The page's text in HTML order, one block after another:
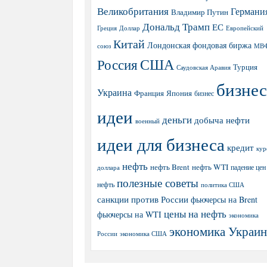
Великобритания Владимир Путин
Греция Доллар Дональд Трамп ЕС Европейский
союз Китай Лондонская фондовая биржа
РоссияСША Саудовская Аравия Турция
Украина Франция Япония бизнес бизнес
идеи военный деньги добыча нефти
идеи для бизнеса кредит
доллара нефть нефть Brent нефть WTI падение
нефть полезные советы политика США
санкции против России фьючерсы на Brent
фьючерсы на WTI цены на нефть экономика
России экономика США экономика